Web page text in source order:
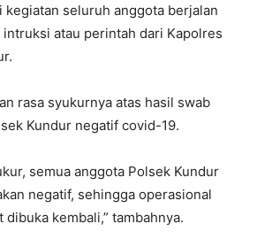
kegiatan seluruh anggota berjalan
atau perintah dari Kapolres
rasa syukurnya atas hasil swab
Kundur negatif covid-19.
semua anggota Polsek Kundur
negatif, sehingga operasional
kembali,” tambahnya.